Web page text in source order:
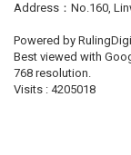
Address：No.160,
Powered by
Best viewed with
768 resolution.
Visits : 4205018